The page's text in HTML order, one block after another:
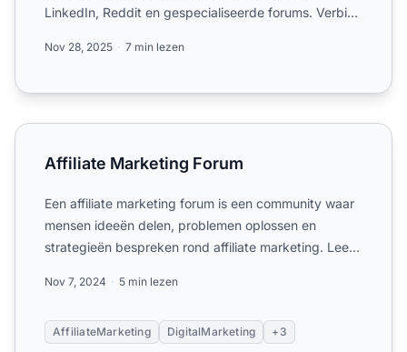
LinkedIn, Reddit en gespecialiseerde forums. Verbind
Nov 28, 2025 7 min lezen
Affiliate Marketing Forum
Affiliate Marketing Forum
Een affiliate marketing forum is een community waar
mensen ideeën delen, problemen oplossen en
strategieën bespreken rond affiliate marketing. Leer
Nov 7, 2024 5 min lezen
AffiliateMarketing DigitalMarketing +3